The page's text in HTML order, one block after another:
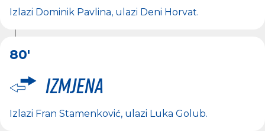
Izlazi Dominik Pavlina, ulazi Deni Horvat.
80'
Izmjena
Izlazi Fran Stamenković, ulazi Luka Golub.